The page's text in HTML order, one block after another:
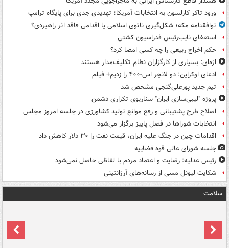
ورود تاکر کارلسون به انتخابات آمریکا؛ تهدیدی جدی برای پایگاه ترامپ
توافقنامه مکه؛ شکل‌گیری ناتوی اسلامی یا اقدامی فاقد اثر راهبردی؟
استعفای نایب‌رئیس فدراسیون کشتی
حکم اخراج ربیعی را چه کسی امضا کرد؟
اژه‌ای: بسیاری از کارگزاران نظام تکلیف‌مدار هستند
ادعای اوکراین: دو لانچر اس-۴۰۰ را زدیم+ فیلم
تیم جدید پورعلی‌گنجی مشخص شد
پروژه "لیبی‌سازی ایران" سناریوی تکراری دشمن
اصلاح طرح پشتیبانی و رفع موانع تولید کشاورزی در جلسه امروز مجلس
انتخابات شوراها در فصل پاییز برگزار می‌شود
اقدامات چین در جنگ علیه ایران، قیمت نفت را ۳۰ دلار کاهش داد
جلسه شورای عالی قوه قضاییه
رئیس عدلیه: رضایت و اعتماد مردم با لفاظی حاصل نمی‌شود
شکایت لیونل مسی از رسانه‌های آرژانتینی
سلامت